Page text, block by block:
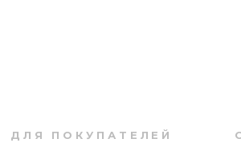
ДЛЯ ПОКУПАТЕЛЕЙ